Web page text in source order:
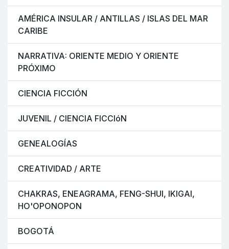
AMÉRICA INSULAR / ANTILLAS / ISLAS DEL MAR
CARIBE
NARRATIVA: ORIENTE MEDIO Y ORIENTE
PRÓXIMO
CIENCIA FICCIÓN
JUVENIL / CIENCIA FICCIóN
GENEALOGÍAS
CREATIVIDAD / ARTE
CHAKRAS, ENEAGRAMA, FENG-SHUI, IKIGAI,
HO'OPONOPON
BOGOTÁ